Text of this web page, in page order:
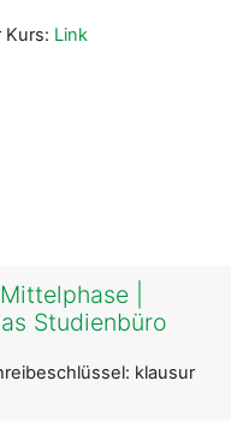
Kurs: Link
|
Studienbüro
klausur